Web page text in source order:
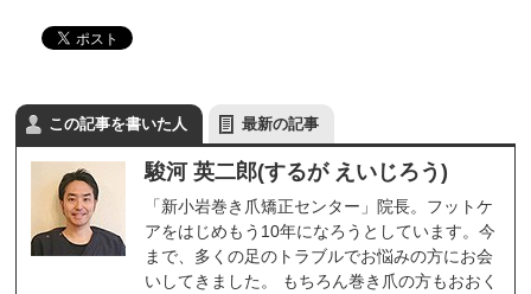
この記事を書いた人 最新の記事
駿河 英二郎(するが えいじろう)
「新小岩巻き爪矯正センター」院長。フットケ
アをはじめもう10年になろうとしています。今
まで、多くの足のトラブルでお悩みの方にお会
いしてきました。 もちろん巻き爪の方もおおく